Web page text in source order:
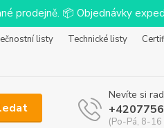
prodejně. 📦 Objednávky
listy Technické listy
Nevíte si
(Po-Pá, 8-16